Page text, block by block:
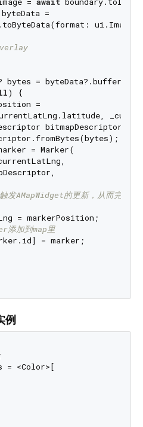
=
bytes =
) {
=
bitmapDescriptor =
= Marker(
AMapWidget的更新，从而完成
= markerPosition;
添加到map里
= marker;
例
= <Color>[